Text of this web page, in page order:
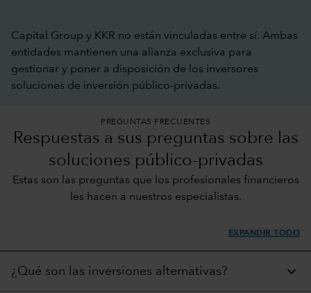
Capital Group y KKR no están vinculadas entre sí. Ambas
entidades mantienen una alianza exclusiva para
gestionar y poner a disposición de los inversores
soluciones de inversión público-privadas.
PREGUNTAS FRECUENTES
Respuestas a sus preguntas sobre las
soluciones público-privadas
Estas son las preguntas que los profesionales financieros
les hacen a nuestros especialistas.
EXPANDIR TODO
¿Qué son las inversiones alternativas?